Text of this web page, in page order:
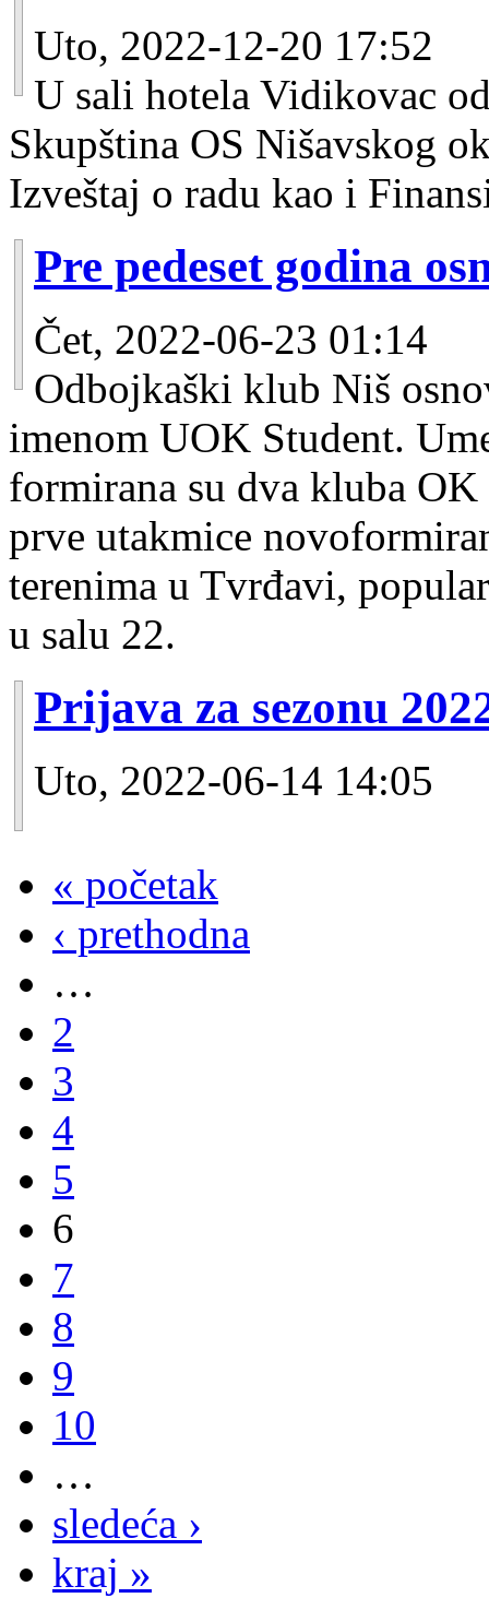
Uto, 2022-12-20 17:52
U sali hotela Vidikovac
Skupština OS Nišavskog
Izveštaj o radu kao i
Pre pedeset godina
Čet, 2022-06-23 01:14
Odbojkaški klub Niš
imenom UOK Student.
formirana su dva kluba
prve utakmice
terenima u Tvrđavi,
u salu 22.
Prijava za sezonu
Uto, 2022-06-14 14:05
« početak
‹ prethodna
…
2
3
4
5
6
7
8
9
10
…
sledeća ›
kraj »